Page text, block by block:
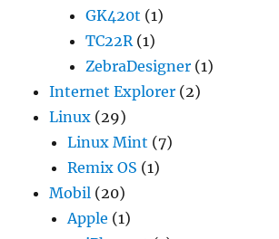
GK420t (1)
TC22R(1)
ZebraDesigner (1)
Internet Explorer (2)
Linux (29)
Linux Mint (7)
Remix OS (1)
Mobil (20)
Apple (1)